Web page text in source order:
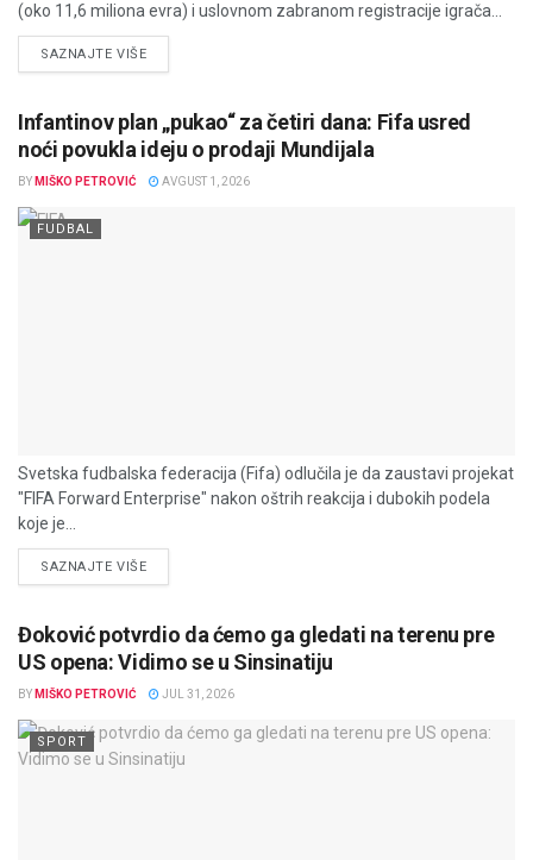
(oko 11,6 miliona evra) i uslovnom zabranom registracije igrača...
SAZNAJTE VIŠEDETAILS
Infantinov plan „pukao“ za četiri dana: Fifa usred
noći povukla ideju o prodaji Mundijala
BY MIŠKO PETROVIĆ AVGUST 1, 2026
FUDBAL
Svetska fudbalska federacija (Fifa) odlučila je da zaustavi projekat
"FIFA Forward Enterprise" nakon oštrih reakcija i dubokih podela
koje je...
SAZNAJTE VIŠEDETAILS
Đoković potvrdio da ćemo ga gledati na terenu pre
US opena: Vidimo se u Sinsinatiju
BY MIŠKO PETROVIĆ JUL 31, 2026
SPORT